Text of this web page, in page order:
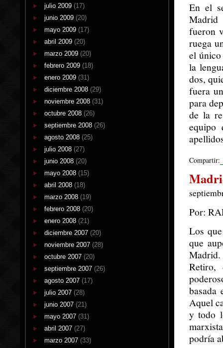
julio 2009 (17)
junio 2009 (20)
mayo 2009 (17)
abril 2009 (20)
marzo 2009 (20)
febrero 2009 (18)
enero 2009 (31)
diciembre 2008 (29)
noviembre 2008 (31)
octubre 2008 (26)
septiembre 2008 (26)
agosto 2008 (25)
julio 2008 (27)
junio 2008 (20)
mayo 2008 (15)
abril 2008 (18)
marzo 2008 (19)
febrero 2008 (20)
enero 2008 (21)
diciembre 2007 (20)
noviembre 2007 (28)
octubre 2007 (20)
septiembre 2007 (26)
agosto 2007 (17)
julio 2007 (28)
junio 2007 (21)
mayo 2007 (31)
abril 2007 (27)
marzo 2007 (33)
En el
Madrid
fueron
ruega
el
la
dos,
fuera
para
de la
equipo
Compartir:
Por:
Los
que
Madrid.
Retiro,
basada
Aquel
y todo
podría